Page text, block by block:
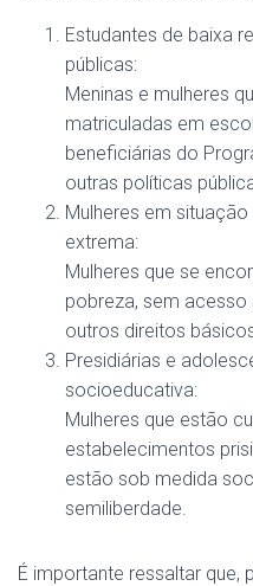
Estudantes de baixa
públicas:
Meninas e mulheres
matriculadas em
beneficiárias do
outras políticas
Mulheres em
extrema:
Mulheres que se
pobreza, sem
outros direitos
Presidiárias e
socioeducativa:
Mulheres que estão
estabelecimentos
estão sob medida
semiliberdade.
É importante ressaltar que,